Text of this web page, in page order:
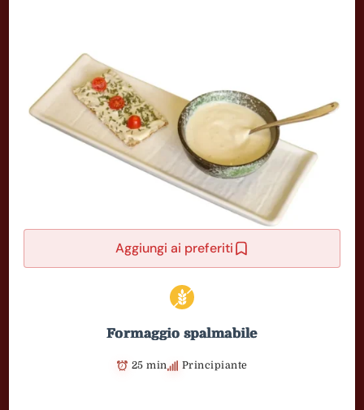
Aggiungi ai preferiti
Formaggio spalmabile
25 min Principiante